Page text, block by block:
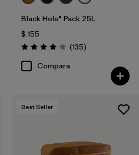
Black Hole® Pack 25L
$ 155
Valoración: 4.1 / 5
(135Comentarios
)
Compara
Best Seller